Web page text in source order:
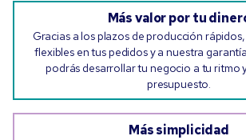
Más valor por tu
Gracias a los plazos de producción
flexibles en tus pedidos y a nuestra
podrás desarrollar tu negocio a tu ritmo
presupuesto.
Más simplicidad